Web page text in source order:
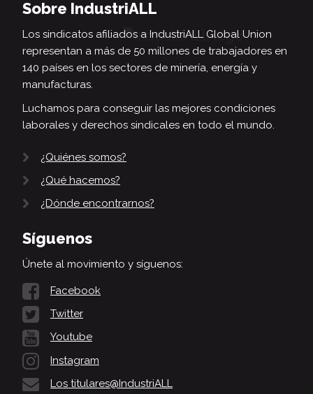
Sobre IndustriALL
Los sindicatos afiliados a IndustriALL Global Union
representan a más de 50 millones de trabajadores en
140 países en los sectores de minería, energía y
manufacturas.
Luchamos para conseguir las mejores condiciones
laborales y derechos sindicales en todo el mundo.
¿Quiénes somos?
¿Qué hacemos?
¿Dónde encontrarnos?
Síguenos
Únete al movimiento y síguenos:
Facebook
Twitter
Youtube
Instagram
Los titulares@IndustriALL